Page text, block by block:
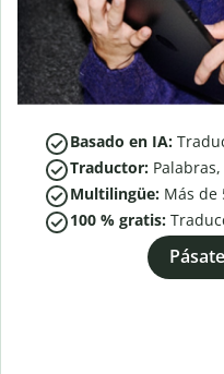
Basado en IA:
Traductor:
Multilingüe: Más de
100 % gratis: